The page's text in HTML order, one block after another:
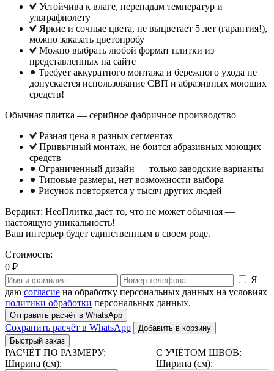
Устойчива к влаге, перепадам температур и
ультрафиолету
Яркие и сочные цвета, не выцветает 5 лет (гарантия!),
можно заказать цветопробу
Можно выбрать любой формат плитки из
представленных на сайте
Требует аккуратного монтажа и бережного ухода не
допускается использование СВП и абразивных моющих
средств!
Обычная плитка — серийное фабричное производство
Разная цена в разных сегментах
Привычный монтаж, не боится абразивных моющих
средств
Ограниченный дизайн — только заводские варианты
Типовые размеры, нет возможности выбора
Рисунок повторяется у тысяч других людей
Вердикт: НеоПлитка даёт то, что не может обычная —
настоящую уникальность!
Ваш интерьер будет единственным в своем роде.
Стоимость:
0 ₽
Я
даю согласие на обработку персональных данных на условиях
политики обработки персональных данных.
Отправить расчёт в WhatsApp
Сохранить расчёт в WhatsApp
Добавить в корзину
Быстрый заказ
РАСЧЁТ ПО РАЗМЕРУ:
Ширина (см):
С УЧЁТОМ ШВОВ:
Ширина (см):